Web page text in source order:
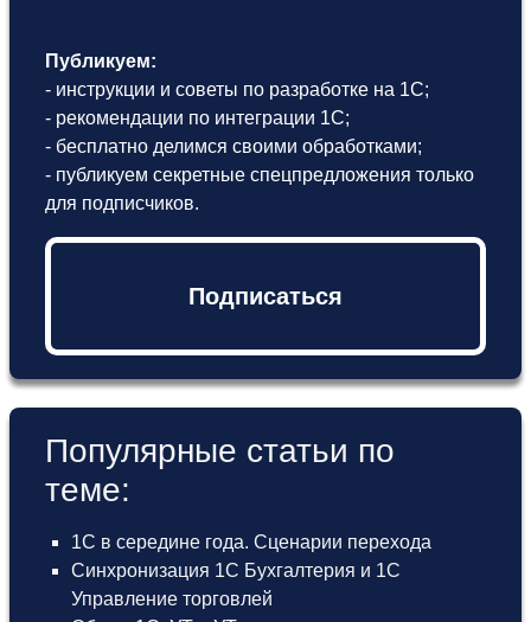
Публикуем:
- инструкции и советы по разработке на 1С;
- рекомендации по интеграции 1С;
- бесплатно делимся своими обработками;
- публикуем секретные спецпредложения только
для подписчиков.
Подписаться
Популярные статьи по
теме:
1С в середине года. Сценарии перехода
Синхронизация 1С Бухгалтерия и 1С
Управление торговлей